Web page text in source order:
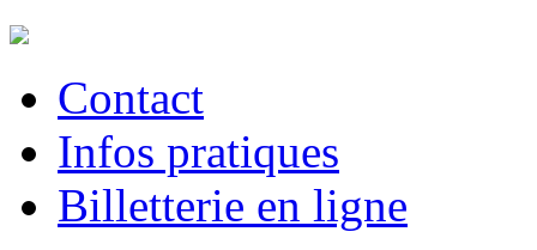
Contact
Infos pratiques
Billetterie en ligne